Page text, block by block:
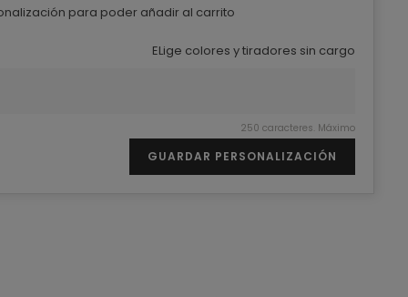
para poder añadir al carrito
ELige colores y tiradores sin cargo
250 caracteres. Máximo
GUARDAR PERSONALIZACIÓN